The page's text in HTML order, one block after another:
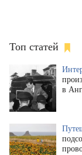
Топ статей
в